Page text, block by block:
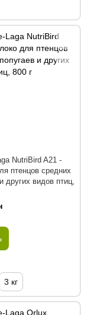
NutriBird A21 -
птенцов средних
других видов птиц,
3 кг